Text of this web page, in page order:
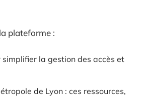
plateforme :
simplifier la gestion des accès et
de Lyon : ces ressources,